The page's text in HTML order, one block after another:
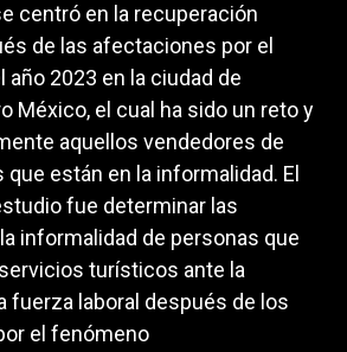
centró en la recuperación
de las afectaciones por el
año 2023 en la ciudad de
México, el cual ha sido un reto y
aquellos vendedores de
están en la informalidad. El
fue determinar las
informalidad de personas que
turísticos ante la
fuerza laboral después de los
el fenómeno